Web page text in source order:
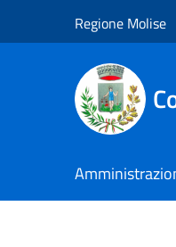
Regione Molise